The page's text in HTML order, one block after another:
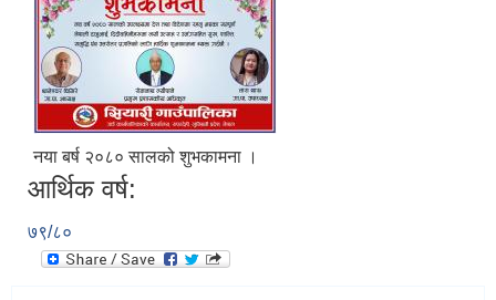
नया बर्ष २०८० सालको शुभकामना ।
आर्थिक वर्ष:
७९/८०